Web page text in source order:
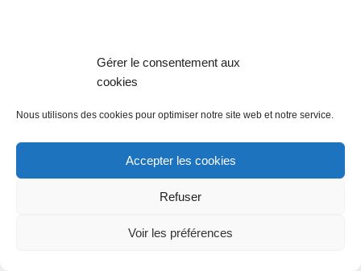
Gérer le consentement aux
cookies
Nous utilisons des cookies pour optimiser notre site web et notre service.
Accepter les cookies
Refuser
Voir les préférences